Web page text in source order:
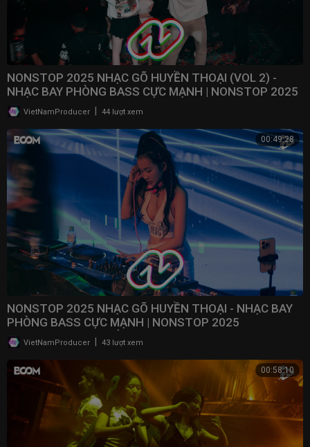
NONSTOP 2025 NHẠC GÕ HUYỀN THOẠI (VOL 2) -
NHẠC BAY PHÒNG BASS CỰC MẠNH | NONSTOP 2025
VINAHOUSE
VietNamProducer 44 lượt xem
00:49:28
NONSTOP 2025 NHẠC GÕ HUYỀN THOẠI - NHẠC BAY
PHÒNG BASS CỰC MẠNH | NONSTOP 2025
VINAHOUSE BAY PHÒNG
VietNamProducer 43 lượt xem
00:58:10